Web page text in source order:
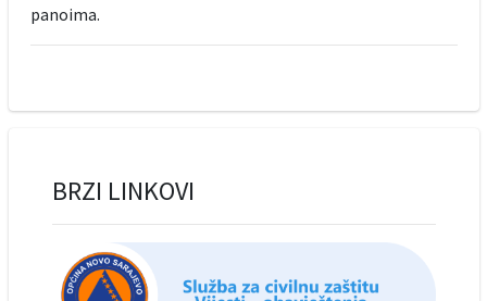
panoima.
BRZI LINKOVI